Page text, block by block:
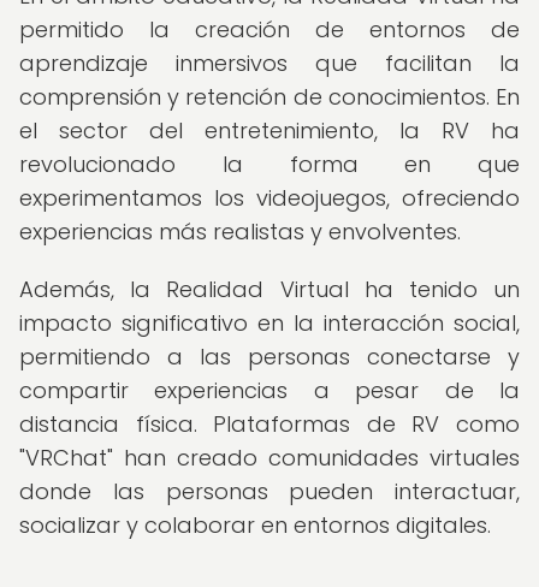
permitido la creación de entornos de
aprendizaje inmersivos que facilitan la
comprensión y retención de conocimientos. En
el sector del entretenimiento, la RV ha
revolucionado la forma en que
experimentamos los videojuegos, ofreciendo
experiencias más realistas y envolventes.
Además, la Realidad Virtual ha tenido un
impacto significativo en la interacción social,
permitiendo a las personas conectarse y
compartir experiencias a pesar de la
distancia física. Plataformas de RV como
"VRChat" han creado comunidades virtuales
donde las personas pueden interactuar,
socializar y colaborar en entornos digitales.